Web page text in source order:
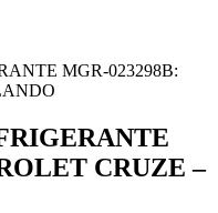
MGR-023298B:
CRUZE –